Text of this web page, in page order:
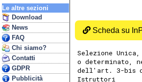
Le altre sezioni
Download
News
FAQ
Chi siamo?
Contatti
GDPR
Pubblicità
Scheda su
Selezione
o determinato,
dell'art. 3-bis
Istruttori